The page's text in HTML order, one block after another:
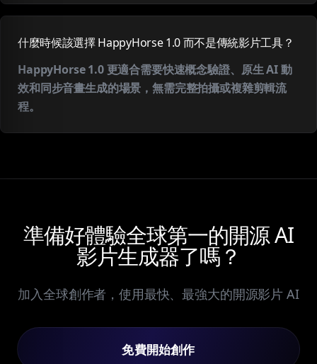
什麼時候該選擇 HappyHorse 1.0 而不是傳統影片工具？
HappyHorse 1.0 更適合需要快速概念驗證、原生 AI 動
效和同步音畫生成的場景，無需完整拍攝或複雜剪輯流
程。
準備好體驗全球第一的開源 AI
影片生成器了嗎？
加入全球創作者，使用最快、最強大的開源影片 AI
免費開始創作